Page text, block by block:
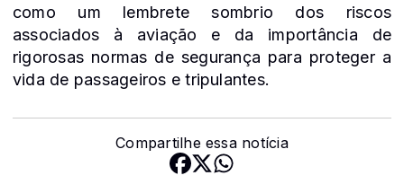
como um lembrete sombrio dos riscos
associados à aviação e da importância de
rigorosas normas de segurança para proteger a
vida de passageiros e tripulantes.
Compartilhe essa notícia